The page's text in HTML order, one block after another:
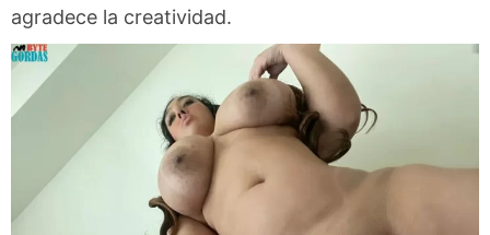
agradece la creatividad.